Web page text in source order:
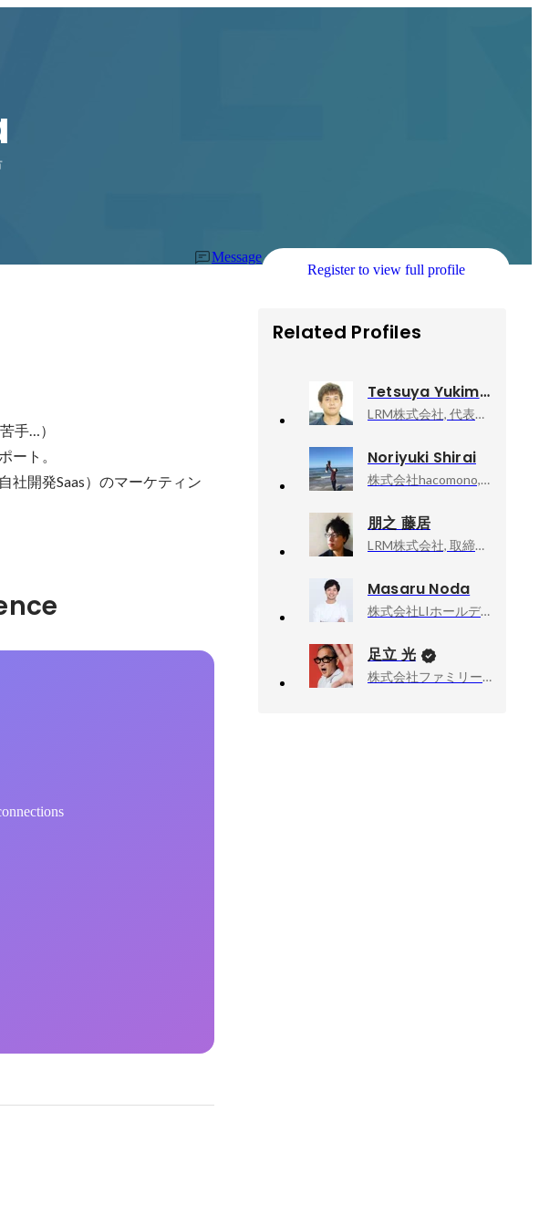
Message
Register to view full profile
手…）
ート。
社開発Saas）のマーケティン
Related Profiles
Tetsuya Yukimatsu
LRM株式会社, 代表取締役
Noriyuki Shirai
株式会社hacomono, パートナーセールスグループ・リーダー
朋之 藤居
LRM株式会社, 取締役COO
Masaru Noda
株式会社LIホールディングス, 事業推進
足立 光
株式会社ファミリーマート, チーフ・マーケティング・オフィサー（CMO）